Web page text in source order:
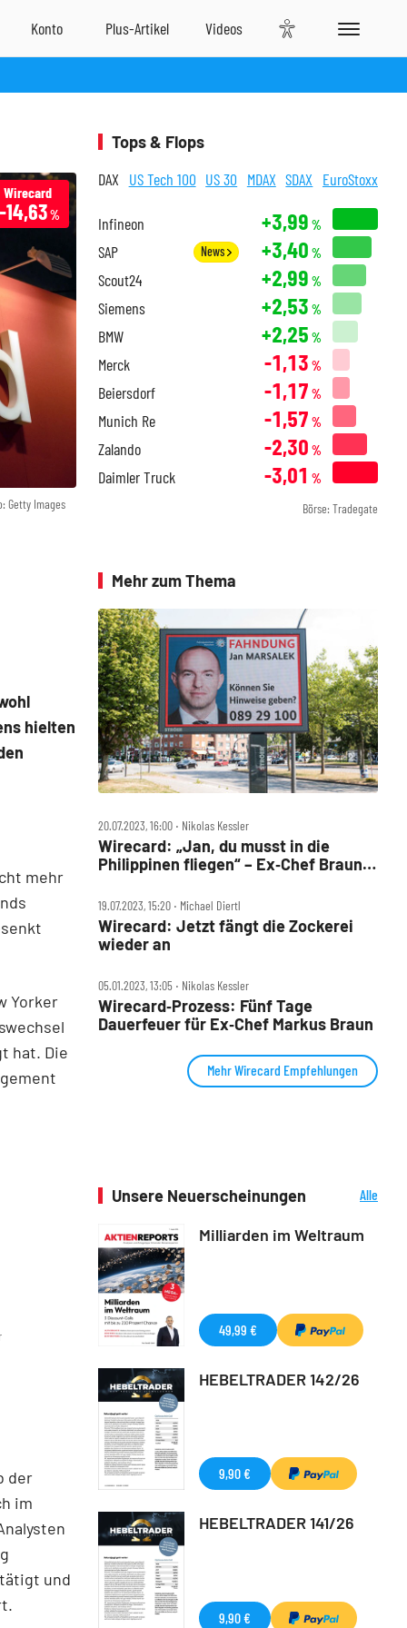
Getty Images
Wirecard
-14,63%
hielten
mehr
Yorker
hat. Die
der
im
und
Tops & Flops
DAX US Tech 100 US 30 MDAX SDAX EuroStoxx
Infineon +3,99 %
SAP News +3,40 %
Scout24 +2,99 %
Siemens +2,53 %
BMW +2,25 %
Merck -1,13 %
Beiersdorf -1,17 %
Munich Re -1,57 %
Zalando -2,30 %
Daimler Truck -3,01 %
Börse: Tradegate
Mehr zum Thema
20.07.2023, 16:00 ‧ Nikolas Kessler
Wirecard: „Jan, du musst in die
Philippinen fliegen“ – Ex‑Chef Braun
19.07.2023, 15:20 ‧ Michael Diertl
Wirecard: Jetzt fängt die Zockerei
wieder an
05.01.2023, 13:05 ‧ Nikolas Kessler
Wirecard‑Prozess: Fünf Tage
Dauerfeuer für Ex‑Chef Markus Braun
Mehr Wirecard Empfehlungen
Unsere Neuerscheinungen
Alle
Milliarden im Weltraum
49,99 €
HEBELTRADER 142/26
9,90 €
HEBELTRADER 141/26
9,90 €